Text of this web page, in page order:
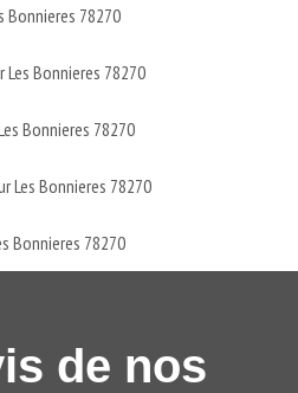
Bonnieres 78270
Bonnieres 78270
Bonnieres 78270
Les Bonnieres 78270
Bonnieres 78270
de nos